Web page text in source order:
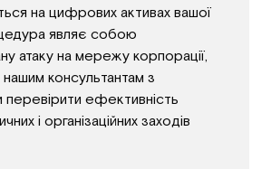
на цифрових активах вашої
являє собою
атаку на мережу корпорації,
консультантам з
перевірити ефективність
і організаційних заходів